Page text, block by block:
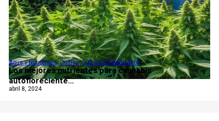
Los mejores nutrientes para cannabis
autofloreciente...
Agua y Nutrientes,Cultivo,Qué es el Fertilizante
abril 8, 2024